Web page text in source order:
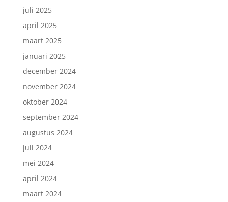
juli 2025
april 2025
maart 2025
januari 2025
december 2024
november 2024
oktober 2024
september 2024
augustus 2024
juli 2024
mei 2024
april 2024
maart 2024
Inschrijven nieuwsbrief.